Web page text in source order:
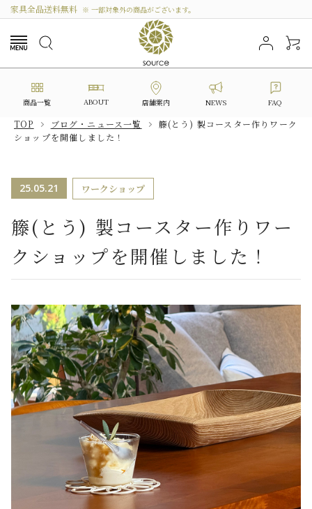
家具全品送料無料 ※ 一部対象外の商品がございます。
商品一覧 ABOUT 店舗案内 NEWS FAQ
カテゴリーから選ぶ
シリーズから選ぶ
価格から探す
FAQ よくあるご質問
店舗案内
ご利用ガイド
プライバシーポリシー
特定商取引法について
TOP ブログ・ニュース一覧
籐(とう) 製コースター作りワーク
ショップを開催しました！
25.05.21 ワークショップ
籐(とう) 製コースター作りワー
クショップを開催しました！